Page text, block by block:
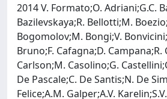
2014 V. Formato;O. Adriani;G.C.
Bazilevskaya;R. Bellotti;M.
Bogomolov;M. Bongi;V.
Bruno;F. Cafagna;D. Campana;R.
Carlson;M. Casolino;G.
De Pascale;C. De Santis;N. De
Felice;A.M. Galper;A.V.